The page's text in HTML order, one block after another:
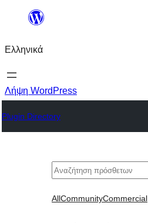
Μετάβαση
περιεχόμενο
Ελληνικά
Λήψη WordPress
Plugin Directory
Αναζήτηση
AllCommunityCommercial